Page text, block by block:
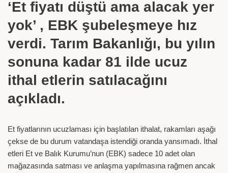
‘Et fiyatı düştü ama alacak yer
yok’ , EBK şubeleşmeye hız
verdi. Tarım Bakanlığı, bu yılın
sonuna kadar 81 ilde ucuz
ithal etlerin satılacağını
açıkladı.
Et fiyatlarının ucuzlaması için başlatılan ithalat, rakamları aşağı
çekse de bu durum vatandaşa istendiği oranda yansımadı. İthal
etleri Et ve Balık Kurumu’nun (EBK) sadece 10 adet olan
mağazasında satması ve anlaşma yapılmasına rağmen ancak